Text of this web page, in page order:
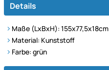
Details
Maße (LxBxH): 155x77,5x18cm
Material: Kunststoff
Farbe: grün